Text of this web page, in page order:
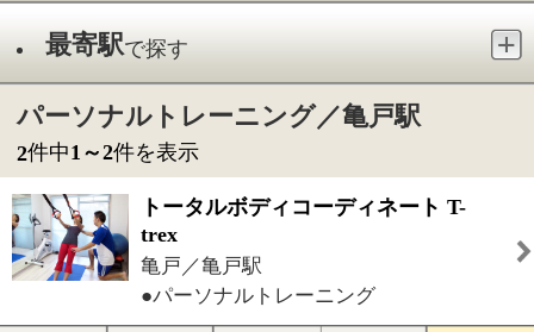
亀戸／亀戸駅
詳 細 求人募集 クーポン 地 図 インタビュー
亀戸／亀戸駅
●加圧トレーニング●パーソナルトレー
ニング●プライベートジム●フィットネ
スクラブ
詳 細 求人募集 クーポン 地 図 インタビュー